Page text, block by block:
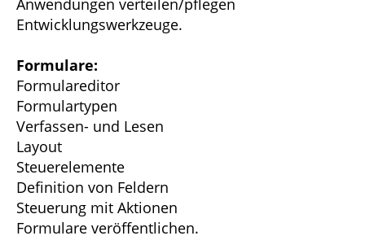
Anwendungen verteilen/pflegen
Entwicklungswerkzeuge.
Formulare:
Formulareditor
Formulartypen
Verfassen- und Lesen
Layout
Steuerelemente
Definition von Feldern
Steuerung mit Aktionen
Formulare veröffentlichen.